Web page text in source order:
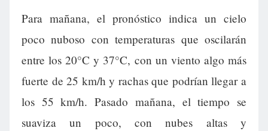
Para mañana, el pronóstico indica un cielo
poco nuboso con temperaturas que oscilarán
entre los 20°C y 37°C, con un viento algo más
fuerte de 25 km/h y rachas que podrían llegar a
los 55 km/h. Pasado mañana, el tiempo se
suaviza un poco, con nubes altas y